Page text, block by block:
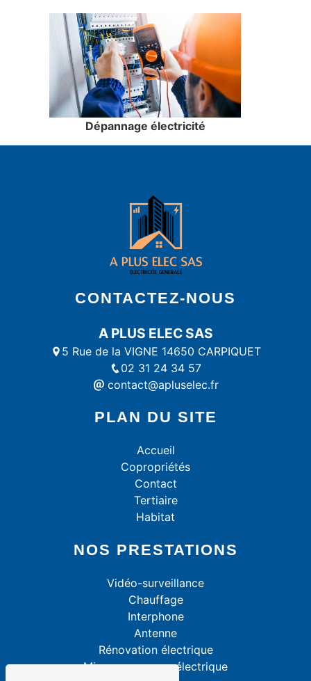
Dépannage électricité
CONTACTEZ-NOUS
A PLUS ELEC SAS
5 Rue de la VIGNE 14650 CARPIQUET
02 31 24 34 57
contact@apluselec.fr
PLAN DU SITE
Accueil
Copropriétés
Contact
Tertiaire
Habitat
NOS PRESTATIONS
Vidéo-surveillance
Chauffage
Interphone
Antenne
Rénovation électrique
Mise aux normes électrique